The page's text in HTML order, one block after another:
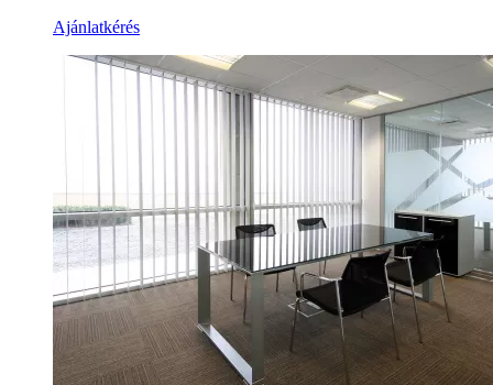
Ajánlatkérés